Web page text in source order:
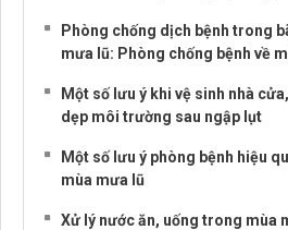
Phòng chống dịch bệnh trong
mưa lũ: Phòng chống bệnh về
Một số lưu ý khi vệ sinh nhà
dẹp môi trường sau ngập lụt
Một số lưu ý phòng bệnh hiệu
mùa mưa lũ
Xử lý nước ăn, uống trong mùa